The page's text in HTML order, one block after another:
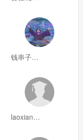
钱串子123
laoxianrou